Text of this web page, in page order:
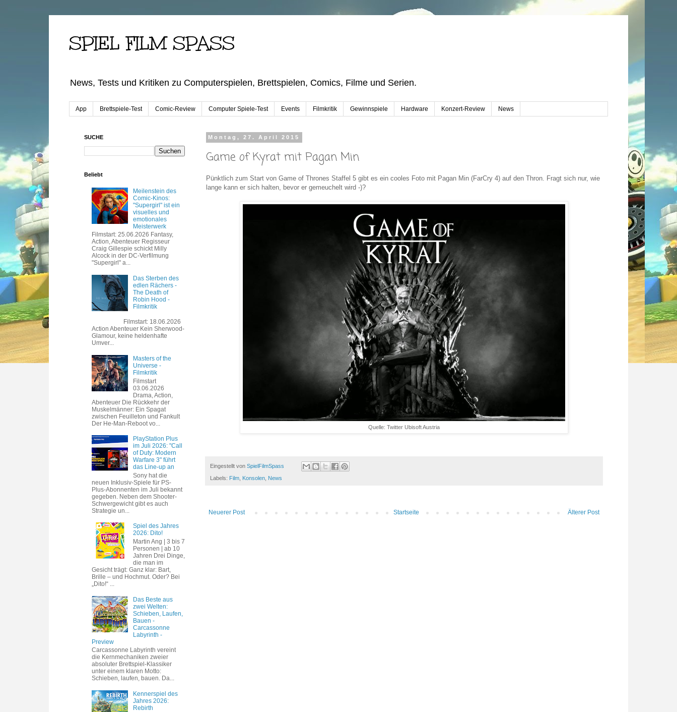
SPIEL FILM SPASS
News, Tests und Kritiken zu Computerspielen, Brettspielen, Comics, Filme und Serien.
App Brettspiele-Test Comic-Review Computer Spiele-Test Events Filmkritik Gewinnspiele Hardware Konzert-Review News
Montag, 27. April 2015
Game of Kyrat mit Pagan Min
Pünktlich zum Start von Game of Thrones Staffel 5 gibt es ein cooles Foto mit Pagan Min (FarCry 4) auf den Thron. Fragt sich nur, wie
lange kann er sich halten, bevor er gemeuchelt wird -)?
Quelle: Twitter Ubisoft Austria
Eingestellt von SpielFilmSpass
Labels: Film Konsolen News
Neuerer Post Älterer Post
Startseite
SUCHE
Beliebt
Meilenstein des
Comic-Kinos:
"Supergirl" ist ein
visuelles und
emotionales
Meisterwerk
Filmstart: 25.06.2026 Fantasy,
Action, Abenteuer Regisseur
Craig Gillespie schickt Milly
Alcock in der DC-Verfilmung
"Supergirl" a...
Das Sterben des
edlen Rächers -
The Death of
Robin Hood -
Filmkritik
Filmstart: 18.06.2026
Action Abenteuer Kein Sherwood-
Glamour, keine heldenhafte
Umver...
Masters of the
Universe -
Filmkritik
Filmstart
03.06.2026
Drama, Action,
Abenteuer Die Rückkehr der
Muskelmänner: Ein Spagat
zwischen Feuilleton und Fankult
Der He-Man-Reboot vo...
PlayStation Plus
im Juli 2026: "Call
of Duty: Modern
Warfare 3" führt
das Line-up an
Sony hat die
neuen Inklusiv-Spiele für PS-
Plus-Abonnenten im Juli bekannt
gegeben. Neben dem Shooter-
Schwergewicht gibt es auch
Strategie un...
Spiel des Jahres
2026: Dito!
Martin Ang | 3 bis 7
Personen | ab 10
Jahren Drei Dinge,
die man im
Gesicht trägt: Ganz klar: Bart,
Brille – und Hochmut. Oder? Bei
„Dito!“ ...
Das Beste aus
zwei Welten:
Schieben, Laufen,
Bauen -
Carcassonne
Labyrinth -
Preview
Carcassonne Labyrinth vereint
die Kernmechaniken zweier
absoluter Brettspiel-Klassiker
unter einem klaren Motto:
Schieben, laufen, bauen. Da...
Kennerspiel des
Jahres 2026:
Rebirth